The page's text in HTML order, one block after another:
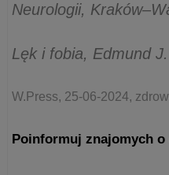
Neurologii,
Lęk i fobia, Edmund
W.Press, 25-06-2024,
Poinformuj znajomych